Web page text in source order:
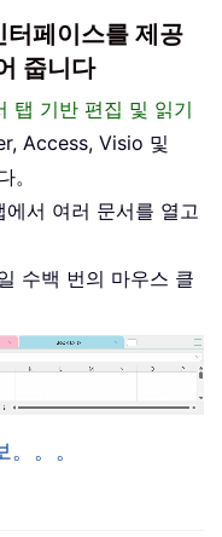
페이스를 제공
줍니다
탭 기반 편집 및 읽기
Access, Visio 및
서 여러 문서를 열고
수백 번의 마우스 클
。。